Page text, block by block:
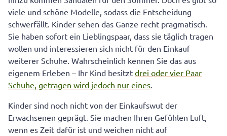
viele und schöne Modelle, sodass die Entscheidung
schwerfällt. Kinder sehen das Ganze recht pragmatisch.
Sie haben sofort ein Lieblingspaar, dass sie täglich tragen
wollen und interessieren sich nicht für den Einkauf
weiterer Schuhe. Wahrscheinlich kennen Sie das aus
eigenem Erleben – Ihr Kind besitzt drei oder vier Paar
Schuhe, getragen wird jedoch nur eines.
Kinder sind noch nicht von der Einkaufswut der
Erwachsenen geprägt. Sie machen Ihren Gefühlen Luft,
wenn es Zeit dafür ist und weichen nicht auf